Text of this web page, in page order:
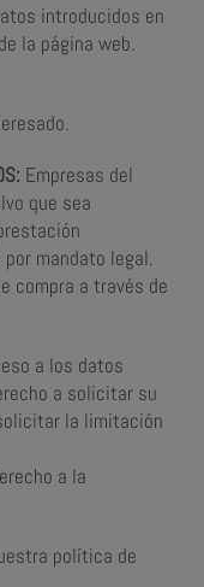
introducidos en
la página web.
Empresas del
que sea
mandato legal.
compra a través de
a los datos
a solicitar su
la limitación
a la
política de